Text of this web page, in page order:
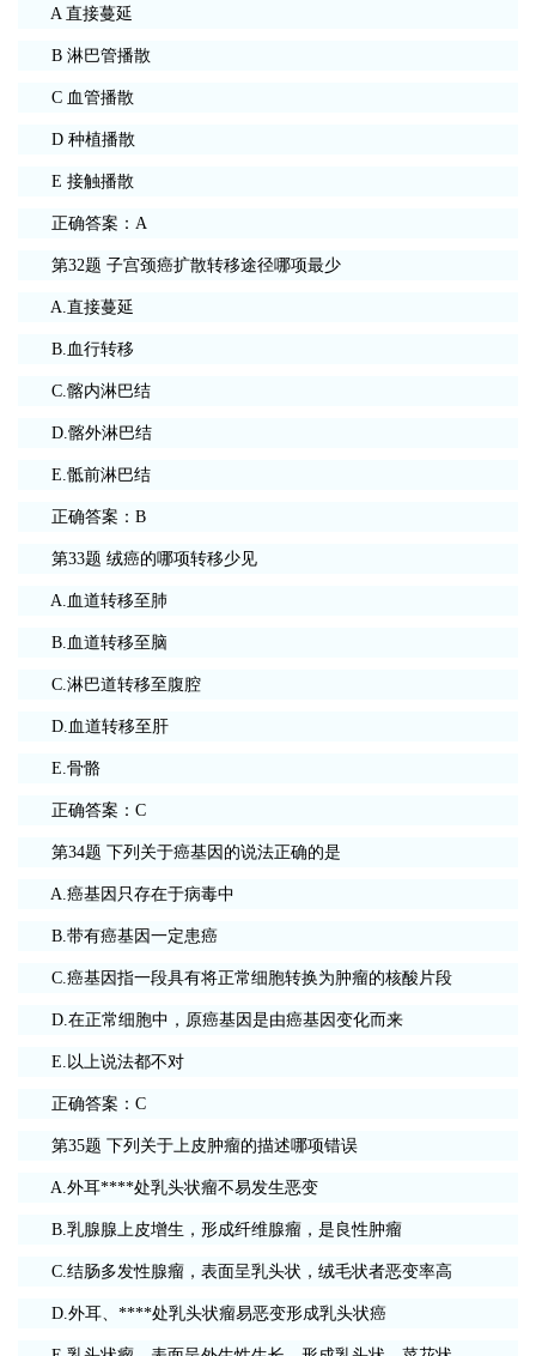
A 直接蔓延
B 淋巴管播散
C 血管播散
D 种植播散
E 接触播散
正确答案：A
第32题 子宫颈癌扩散转移途径哪项最少
A.直接蔓延
B.血行转移
C.髂内淋巴结
D.髂外淋巴结
E.骶前淋巴结
正确答案：B
第33题 绒癌的哪项转移少见
A.血道转移至肺
B.血道转移至脑
C.淋巴道转移至腹腔
D.血道转移至肝
E.骨骼
正确答案：C
第34题 下列关于癌基因的说法正确的是
A.癌基因只存在于病毒中
B.带有癌基因一定患癌
C.癌基因指一段具有将正常细胞转换为肿瘤的核酸片段
D.在正常细胞中，原癌基因是由癌基因变化而来
E.以上说法都不对
正确答案：C
第35题 下列关于上皮肿瘤的描述哪项错误
A.外耳****处乳头状瘤不易发生恶变
B.乳腺腺上皮增生，形成纤维腺瘤，是良性肿瘤
C.结肠多发性腺瘤，表面呈乳头状，绒毛状者恶变率高
D.外耳、****处乳头状瘤易恶变形成乳头状癌